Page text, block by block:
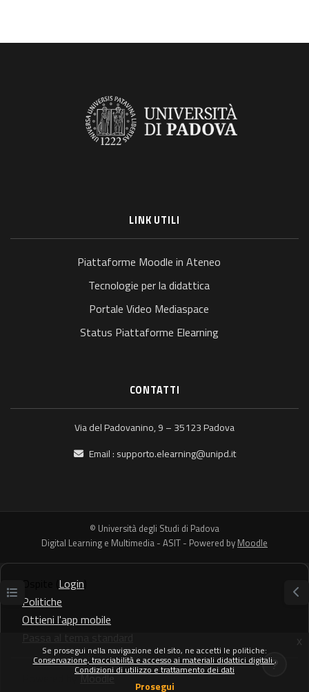
Se prosegui nella navigazione del sito, ne accetti le politiche:
Conservazione, tracciabilità e accesso ai materiali didattici digitali
Condizioni di utilizzo e trattamento dei dati
Prosegui
x
Apri indice del corso
LINK UTILI
Piattaforme Moodle in Ateneo
Tecnologie per la didattica
Portale Video Mediaspace
Status Piattaforme Elearning
CONTATTI
Via del Padovanino, 9 – 35123 Padova
Email : supporto.elearning@unipd.it
© Università degli Studi di Padova
Digital Learning e Multimedia - ASIT - Powered by Moodle
Ospite ( Login
Politiche
Ottieni l'app mobile
Passa al tema standard
Powered byMoodle